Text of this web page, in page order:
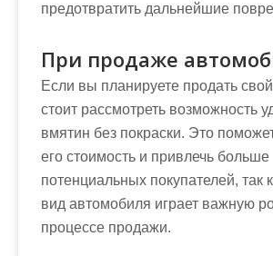
предотвратить дальнейшие
При продаже
Если вы планируете продать
стоит рассмотреть возможность
вмятин без покраски. Это
его стоимость и привлечь больше
потенциальных покупателей, так
вид автомобиля играет важную
процессе продажи.